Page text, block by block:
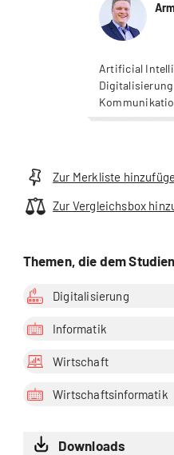
Artificial
Supply Chain
Zur Merkliste
Zur Vergleichsbox
Themen, die dem
Digitalisierung
Informatik
Wirtschaft
Wirtschaftsinformatik
Downloads